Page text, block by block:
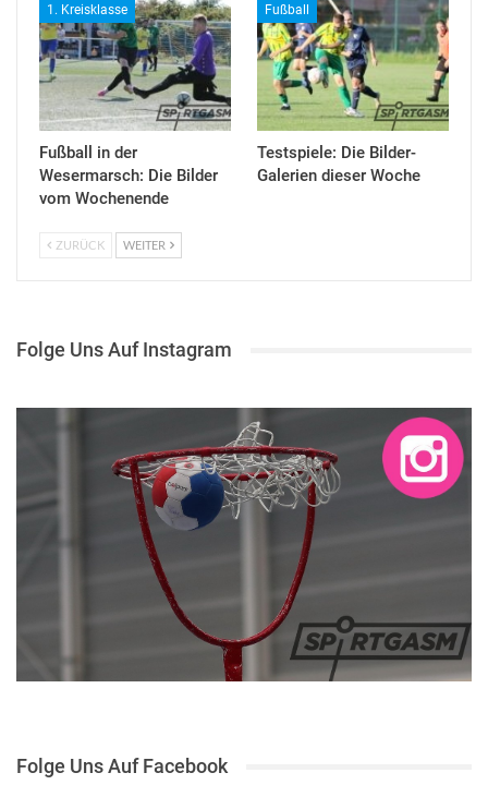
1. Kreisklasse
Fußball in der
Wesermarsch: Die Bilder
vom Wochenende
Fußball
Testspiele: Die Bilder-
Galerien dieser Woche
ZURÜCK WEITER
Folge Uns Auf Instagram
Folge Uns Auf Facebook